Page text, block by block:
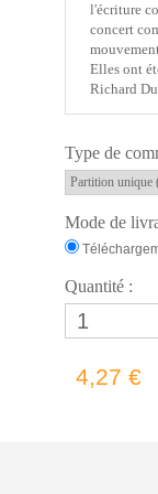
l'écriture
concert
Elles ont
Richard
LAUBA
Infos
- Dédicace
- Recueil :
Artiste
Édition
Type de
Mode de
Quantité :
4,27 €